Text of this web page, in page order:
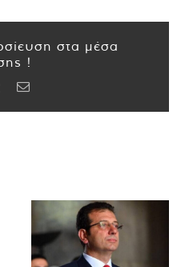
στα μέσα
!
TumblrEmail